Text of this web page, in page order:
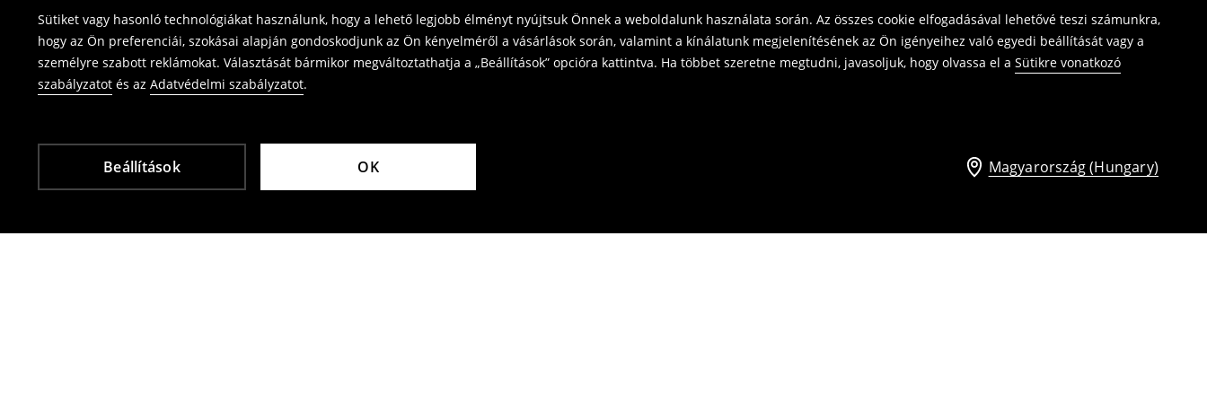
Sütiket vagy hasonló technológiákat használunk, hogy a lehető legjobb élményt nyújtsuk Önnek a weboldalunk használata során. Az összes cookie elfogadásával lehetővé teszi számunkra,
hogy az Ön preferenciái, szokásai alapján gondoskodjunk az Ön kényelméről a vásárlások során, valamint a kínálatunk megjelenítésének az Ön igényeihez való egyedi beállítását vagy a
személyre szabott reklámokat. Választását bármikor megváltoztathatja a „Beállítások” opcióra kattintva. Ha többet szeretne megtudni, javasoljuk, hogy olvassa el a Sütikre vonatkozó
szabályzatot és az Adatvédelmi szabályzatot.
Beállítások OK Magyarország (Hungary)
Termék visszavétel